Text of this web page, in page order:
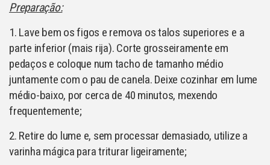
Preparação:
1. Lave bem os figos e remova os talos superiores e a
parte inferior (mais rija). Corte grosseiramente em
pedaços e coloque num tacho de tamanho médio
juntamente com o pau de canela. Deixe cozinhar em lume
médio-baixo, por cerca de 40 minutos, mexendo
frequentemente;
2. Retire do lume e, sem processar demasiado, utilize a
varinha mágica para triturar ligeiramente;